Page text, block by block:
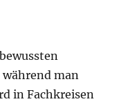
während man
in Fachkreisen